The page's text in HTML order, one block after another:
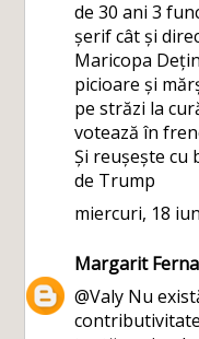
de 30 ani 3
șerif cât și
Maricopa
picioare și
pe străzi la
votează în
Și reușește cu
de Trump
miercuri, 18
Margarit
@Valy Nu